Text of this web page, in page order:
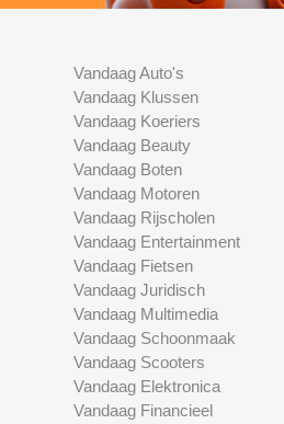
Vandaag Auto's
Vandaag Klussen
Vandaag Koeriers
Vandaag Beauty
Vandaag Boten
Vandaag Motoren
Vandaag Rijscholen
Vandaag Entertainment
Vandaag Fietsen
Vandaag Juridisch
Vandaag Multimedia
Vandaag Schoonmaak
Vandaag Scooters
Vandaag Elektronica
Vandaag Financieel